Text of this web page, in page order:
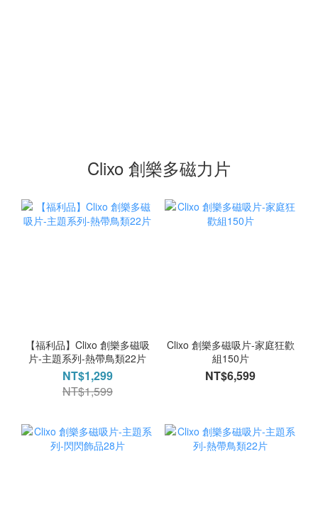
Clixo 創樂多磁力片
【福利品】Clixo 創樂多磁吸
片-主題系列-熱帶鳥類22片
NT$1,299
NT$1,599
Clixo 創樂多磁吸片-家庭狂歡
組150片
NT$6,599